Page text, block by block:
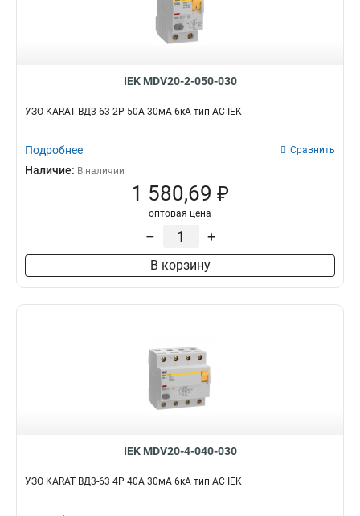
IEK MDV20-2-050-030
УЗО KARAT ВД3-63 2P 50А 30мА 6кА тип AC IEK
Подробнее Сравнить
Наличие: В наличии
1 580,69 ₽
оптовая цена
– +
В корзину
IEK MDV20-4-040-030
УЗО KARAT ВД3-63 4P 40А 30мА 6кА тип AC IEK